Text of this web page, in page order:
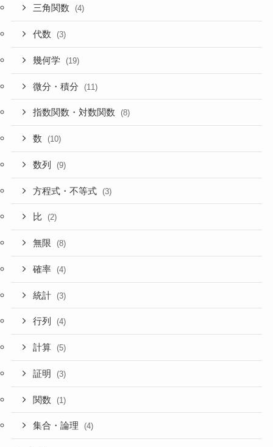
三角関数 (4)
代数 (3)
幾何学 (19)
微分・積分 (11)
指数関数・対数関数 (8)
数 (10)
数列 (9)
方程式・不等式 (3)
比 (2)
無限 (8)
確率 (4)
統計 (3)
行列 (4)
計算 (5)
証明 (3)
関数 (1)
集合・論理 (4)